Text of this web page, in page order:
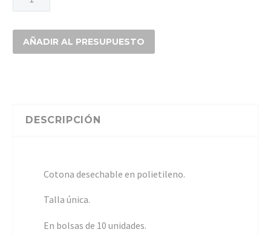
DESECHABLE
cantidad
AÑADIR AL PRESUPUESTO
DESCRIPCIÓN
Cotona desechable en polietileno.
Talla única.
En bolsas de 10 unidades.